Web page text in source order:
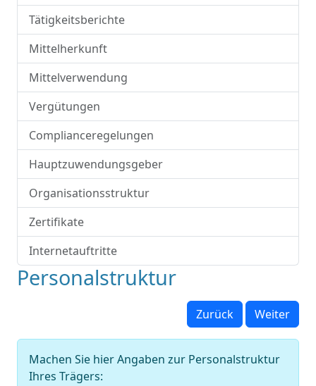
Tätigkeitsberichte
Mittelherkunft
Mittelverwendung
Vergütungen
Complianceregelungen
Hauptzuwendungsgeber
Organisationsstruktur
Zertifikate
Internetauftritte
Personalstruktur
Zurück Weiter
Machen Sie hier Angaben zur Personalstruktur
Ihres Trägers: